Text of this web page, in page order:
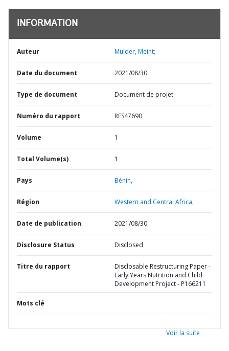
INFORMATION
Auteur Mulder, Meint;
Date du document 2021/08/30
Type de document Document de projet
Numéro du rapport RES47690
Volume 1
Total Volume(s) 1
Pays Bénin,
Région Western and Central Africa,
Date de publication 2021/08/30
Disclosure Status Disclosed
Titre du rapport
Disclosable Restructuring Paper -
Early Years Nutrition and Child
Development Project - P166211
Mots clé
Voir la suite